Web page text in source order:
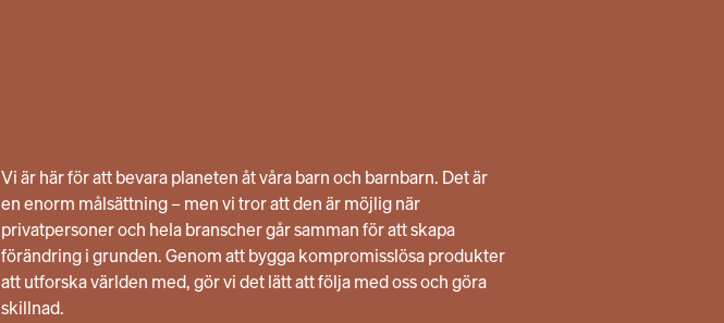
Vi är här för att bevara planeten åt våra barn och barnbarn. Det är
en enorm målsättning – men vi tror att den är möjlig när
privatpersoner och hela branscher går samman för att skapa
förändring i grunden. Genom att bygga kompromisslösa produkter
att utforska världen med, gör vi det lätt att följa med oss och göra
skillnad.